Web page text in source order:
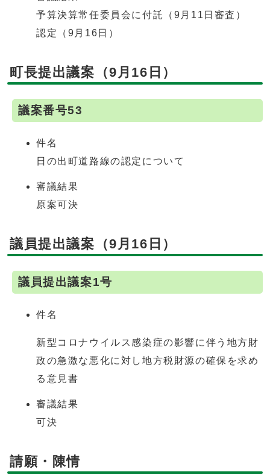
予算決算常任委員会に付託（9月11日審査）
認定（9月16日）
町長提出議案（9月16日）
議案番号53
件名
日の出町道路線の認定について
審議結果
原案可決
議員提出議案（9月16日）
議員提出議案1号
件名
新型コロナウイルス感染症の影響に伴う地方財
政の急激な悪化に対し地方税財源の確保を求め
る意見書
審議結果
可決
請願・陳情